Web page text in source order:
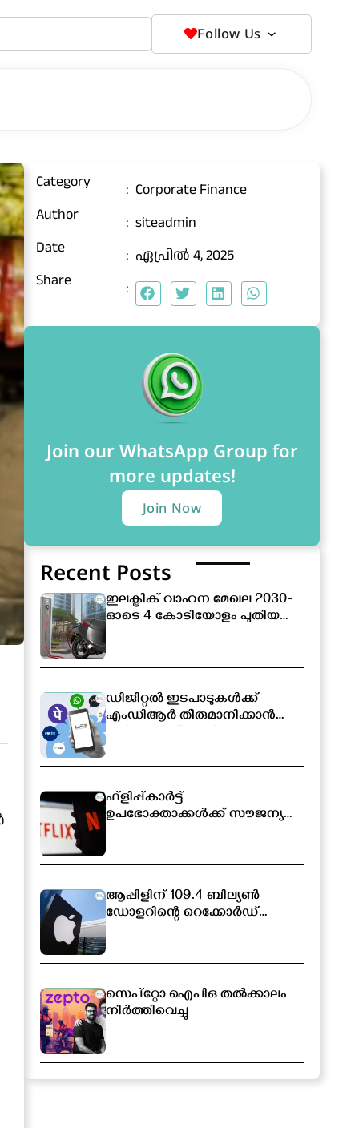
Follow Us
Category : Corporate Finance
Author
: siteadmin
Date
: ഏപ്രിൽ 4, 2025
Share
:
Join our WhatsApp Group for
more updates!
Join Now
Recent Posts
ഇലക്ട്രിക് വാഹന മേഖല 2030-
ഓടെ 4 കോടിയോളം പുതിയ
ഡിജിറ്റൽ ഇടപാടുകൾക്ക്
എംഡിആർ തീരുമാനിക്കാൻ
ഫ്ളിപ്പ്കാർട്ട്
ഉപഭോക്താക്കൾക്ക് സൗജന്യ
ആപ്പിളിന് 109.4 ബില്യൺ
ഡോളറിന്റെ റെക്കോർഡ്
സെപ്റ്റോ ഐപിഒ തൽക്കാലം
നിർത്തിവെച്ചു